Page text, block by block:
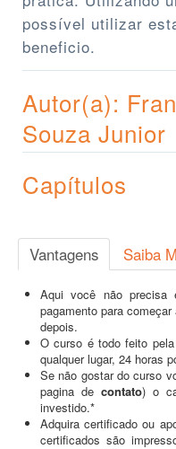
possível utilizar
beneficio.
Autor(a):
Souza Junior
Capítulos
Vantagens Saiba
Aqui você não precisa
pagamento para
depois.
O curso é todo feito
qualquer lugar, 24 horas
Se não gostar do curso
pagina de contato) o
investido.*
Adquira certificado ou
certificados são